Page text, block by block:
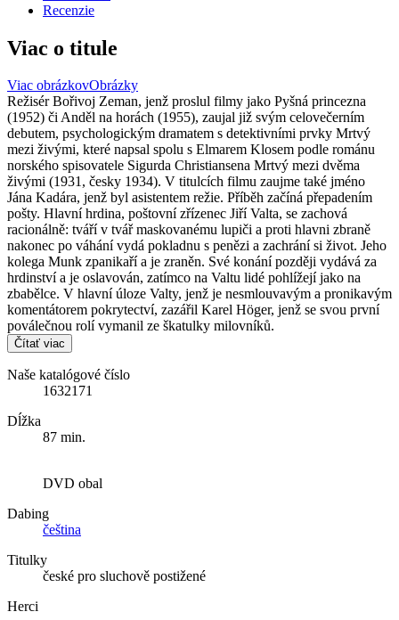
Recenzie
Viac o titule
Viac obrázkovObrázky
Režisér Bořivoj Zeman, jenž proslul filmy jako Pyšná princezna
(1952) či Anděl na horách (1955), zaujal již svým celovečerním
debutem, psychologickým dramatem s detektivními prvky Mrtvý
mezi živými, které napsal spolu s Elmarem Klosem podle románu
norského spisovatele Sigurda Christiansena Mrtvý mezi dvěma
živými (1931, česky 1934). V titulcích filmu zaujme také jméno
Jána Kadára, jenž byl asistentem režie. Příběh začíná přepadením
pošty. Hlavní hrdina, poštovní zřízenec Jiří Valta, se zachová
racionálně: tváří v tvář maskovanému lupiči a proti hlavni zbraně
nakonec po váhání vydá pokladnu s penězi a zachrání si život. Jeho
kolega Munk zpanikaří a je zraněn. Své konání později vydává za
hrdinství a je oslavován, zatímco na Valtu lidé pohlížejí jako na
zbabělce. V hlavní úloze Valty, jenž je nesmlouvavým a pronikavým
komentátorem pokrytectví, zazářil Karel Höger, jenž se svou první
poválečnou rolí vymanil ze škatulky milovníků.
Čítať viac
Naše katalógové číslo
1632171
Dĺžka
87 min.
DVD obal
Dabing
čeština
Titulky
české pro sluchově postižené
Herci